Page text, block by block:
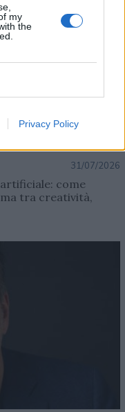
my
the
Privacy Policy
31/07/2026
come
tra creatività,